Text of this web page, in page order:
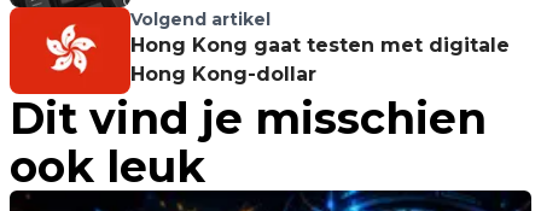
Volgend artikel
Hong Kong gaat testen met digitale
Hong Kong-dollar
Dit vind je misschien
ook leuk